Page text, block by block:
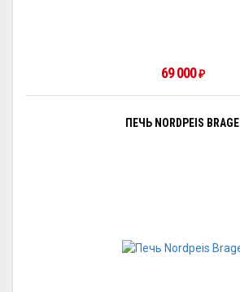
69 000₽
ПЕЧЬ NORDPEIS BRAGE